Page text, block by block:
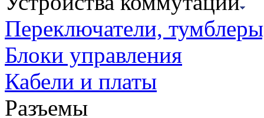
Переключатели,
Блоки управления
Кабели и платы
Разъемы